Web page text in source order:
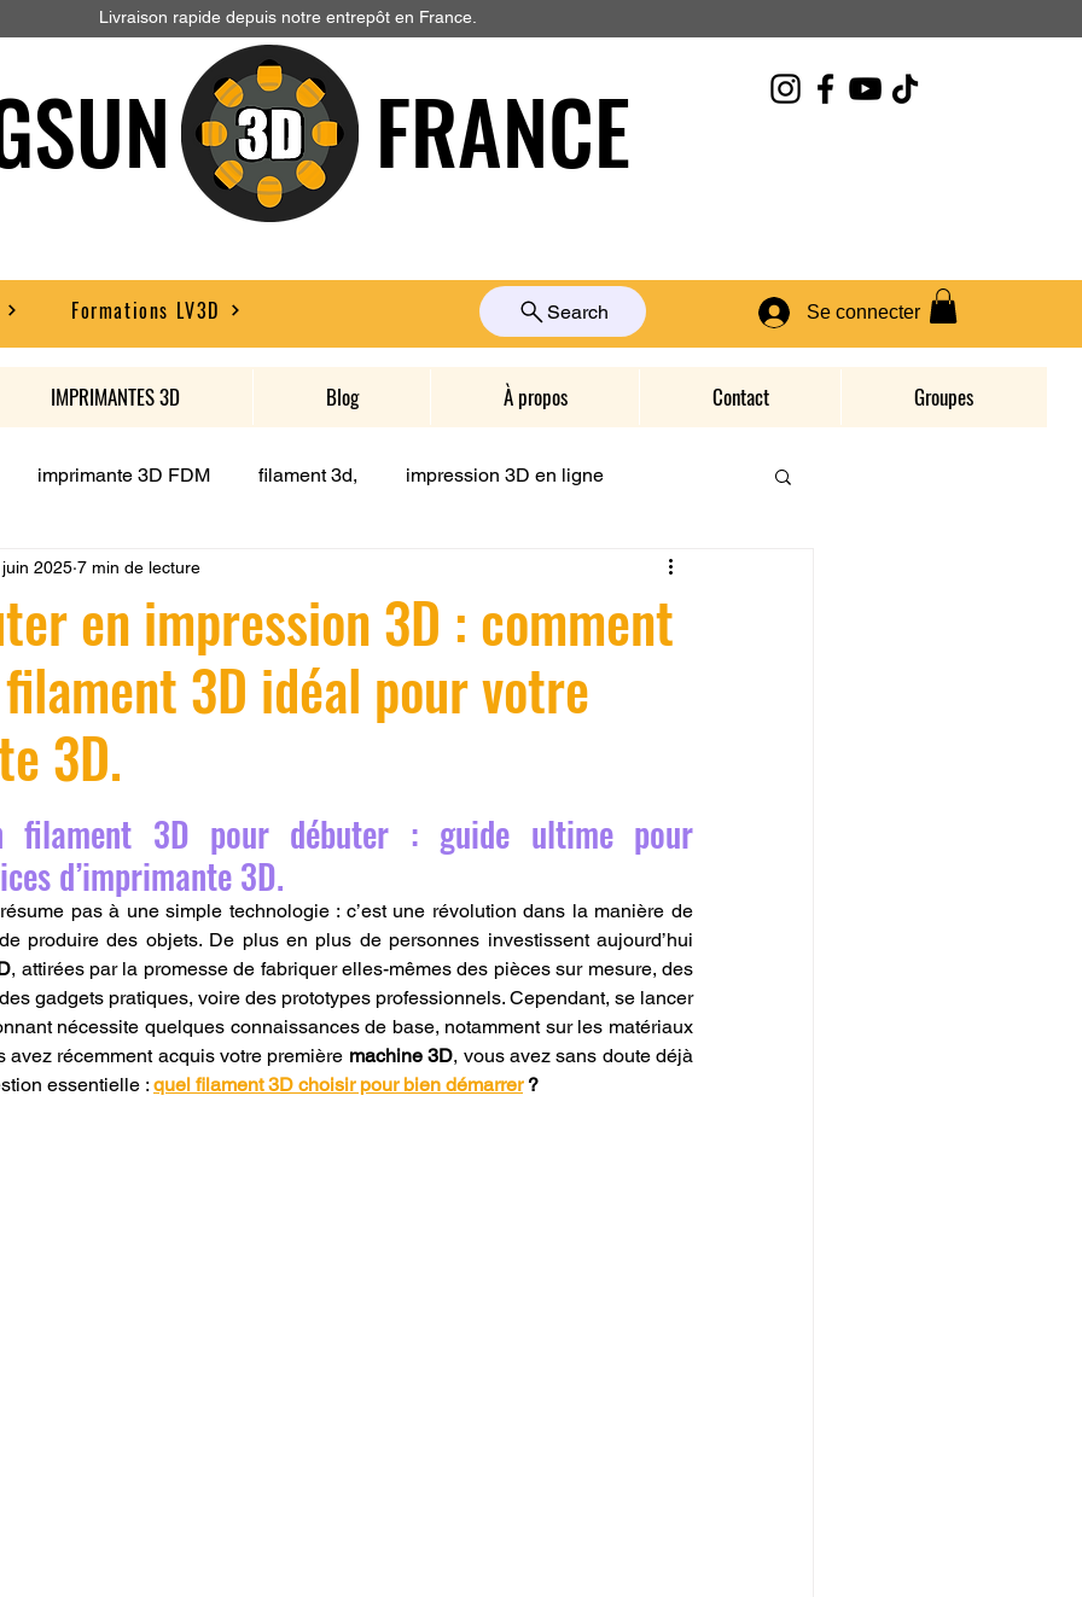
Livraison rapide depuis notre entrepôt en France.
FRANCE
Formations LV3D Se connecter
Search
IMPRIMANTES 3D Blog À propos Contact Groupes
imprimante 3D FDM filament 3d, impression 3D en ligne
Formation
l'impression 3D CPF impression 3D à la demande Formation 3D en ligne.
une piece en 3D
SNAPMAKER CRÉALITY SPARK X I7 CREALITY
fusion 360 Formation CREALITY PRINT
en impression 3D : comment
3D idéal pour votre
3D.
2025 7 min de lecture
5.
filament 3D pour débuter : guide ultime pour
d’imprimante 3D.
pas à une simple technologie : c’est une révolution dans la manière de
produire des objets. De plus en plus de personnes investissent aujourd’hui
, attirées par la promesse de fabriquer elles-mêmes des pièces sur mesure, des
gadgets pratiques, voire des prototypes professionnels. Cependant, se lancer
nécessite quelques connaissances de base, notamment sur les matériaux
avez récemment acquis votre première machine 3D, vous avez sans doute déjà
essentielle : quel filament 3D choisir pour bien démarrer ?